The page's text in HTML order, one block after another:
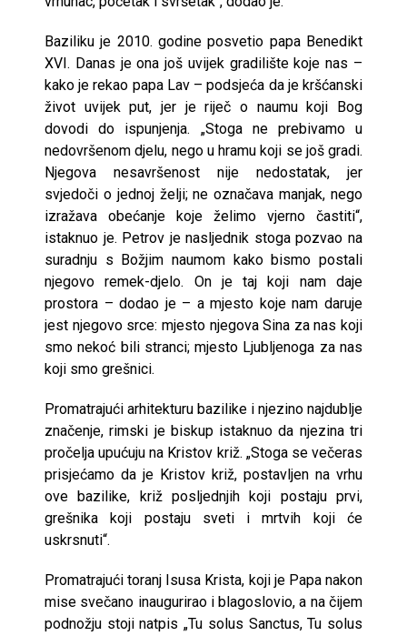
Baziliku je 2010. godine posvetio papa Benedikt
XVI. Danas je ona još uvijek gradilište koje nas –
kako je rekao papa Lav – podsjeća da je kršćanski
život uvijek put, jer je riječ o naumu koji Bog
dovodi do ispunjenja. „Stoga ne prebivamo u
nedovršenom djelu, nego u hramu koji se još gradi.
Njegova nesavršenost nije nedostatak, jer
svjedoči o jednoj želji; ne označava manjak, nego
izražava obećanje koje želimo vjerno častiti“,
istaknuo je. Petrov je nasljednik stoga pozvao na
suradnju s Božjim naumom kako bismo postali
njegovo remek-djelo. On je taj koji nam daje
prostora – dodao je – a mjesto koje nam daruje
jest njegovo srce: mjesto njegova Sina za nas koji
smo nekoć bili stranci; mjesto Ljubljenoga za nas
koji smo grešnici.
Promatrajući arhitekturu bazilike i njezino najdublje
značenje, rimski je biskup istaknuo da njezina tri
pročelja upućuju na Kristov križ. „Stoga se večeras
prisjećamo da je Kristov križ, postavljen na vrhu
ove bazilike, križ posljednjih koji postaju prvi,
grešnika koji postaju sveti i mrtvih koji će
uskrsnuti“.
Promatrajući toranj Isusa Krista, koji je Papa nakon
mise svečano inaugurirao i blagoslovio, a na čijem
podnožju stoji natpis „Tu solus Sanctus, Tu solus